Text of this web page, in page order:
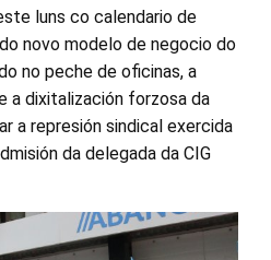
luns co calendario de
novo modelo de negocio do
no peche de oficinas, a
a dixitalización forzosa da
a represión sindical exercida
da delegada da CIG